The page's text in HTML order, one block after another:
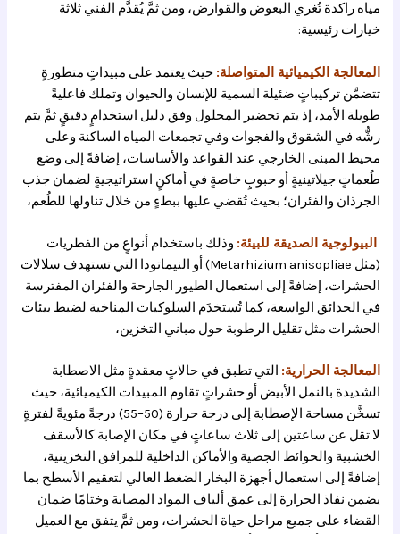
مياه راكدة تُغري البعوض والقوارض، ومن ثمَّ يُقدَّم الفني ثلاثة
خيارات رئيسية:
المعالجة الكيميائية المتواصلة: حيث يعتمد على مبيداتٍ متطورةٍ
تتضمَّن تركيباتٍ ضئيلة السمية للإنسان والحيوان وتملك فاعليةً
طويلة الأمد، إذ يتم تحضير المحلول وفق دليل استخدامٍ دقيقٍ ثمَّ يتم
رشُّه في الشقوق والفجوات وفي تجمعات المياه الساكنة وعلى
محيط المبنى الخارجي عند القواعد والأساسات، إضافةً إلى وضع
طُعماتٍ جيلاتينيةٍ أو حبوبٍ خاصةٍ في أماكنٍ استراتيجيةٍ لضمان جذب
الجرذان والفئران؛ بحيث تُقضي عليها ببطءٍ من خلال تناولها للطُعم،
البيولوجية الصديقة للبيئة: وذلك باستخدام أنواعٍ من الفطريات
(مثل Metarhizium anisopliae) أو النيماتودا التي تستهدف سلالات
الحشرات، إضافةً إلى استعمال الطيور الجارحة والفئران المفترسة
في الحدائق الواسعة، كما تُستخدَم السلوكيات المناخية لضبط بيئات
الحشرات مثل تقليل الرطوبة حول مباني التخزين،
المعالجة الحرارية: التي تطبق في حالاتٍ معقدةٍ مثل الاصطابة
الشديدة بالنمل الأبيض أو حشراتٍ تقاوم المبيدات الكيميائية، حيث
تسخَّن مساحة الإصطابة إلى درجة حرارة (50–55) درجةً مئويةً لفترةٍ
لا تقل عن ساعتين إلى ثلاث ساعاتٍ في مكان الإصابة كالأسقف
الخشبية والحوائط الجصية والأماكن الداخلية للمرافق التخزينية،
إضافةً إلى استعمال أجهزة البخار الضغط العالي لتعقيم الأسطح بما
يضمن نفاذ الحرارة إلى عمق ألياف المواد المصابة وختامًا ضمان
القضاء على جميع مراحل حياة الحشرات، ومن ثمَّ يتفق مع العميل